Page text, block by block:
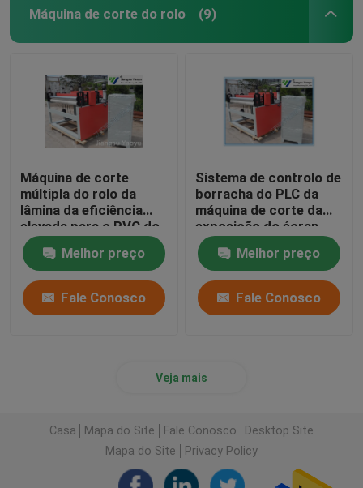
Máquina de corte do rolo (9)
Máquina de corte
múltipla do rolo da
lâmina da eficiência
elevada para o PVC do
couro genuíno
Melhor preço
Fale Conosco
Sistema de controlo de
borracha do PLC da
máquina de corte da
exposição do écran
sensível para o pano de
couro Melhor preço
Fale Conosco
Veja mais
Casa Mapa do Site Fale Conosco
Desktop Site
Mapa do Site
Privacy Policy